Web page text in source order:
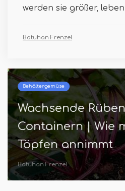
werden sie größer,
Batuhan Frenzel
Behältergemüse
Wachsende
Containern | Wie
Töpfen annimmt
Batuhan Frenzel